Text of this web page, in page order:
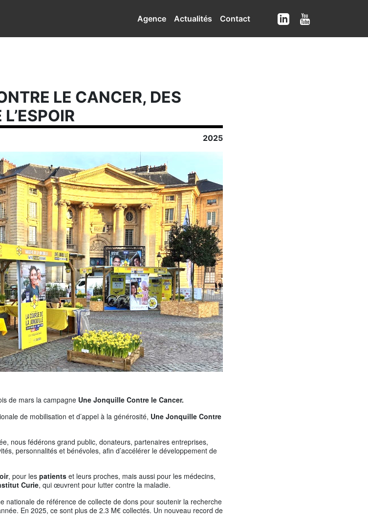
Agence Actualités Contact
LE CANCER, DES
2025
de mars la campagne Une Jonquille Contre le Cancer.
de mobilisation et d’appel à la générosité, Une Jonquille Contre
nous fédérons grand public, donateurs, partenaires entreprises,
personnalités et bénévoles, afin d’accélérer le développement de
, pour les patients et leurs proches, mais aussi pour les médecins,
Curie, qui œuvrent pour lutter contre la maladie.
nationale de référence de collecte de dons pour soutenir la recherche
En 2025, ce sont plus de 2.3 M€ collectés. Un nouveau record de